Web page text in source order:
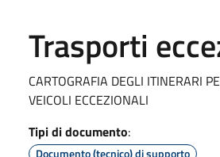
Trasporti
CARTOGRAFIA DEGLI ITINERARI
VEICOLI ECCEZIONALI
Tipi di documento:
Documento (tecnico) di supporto